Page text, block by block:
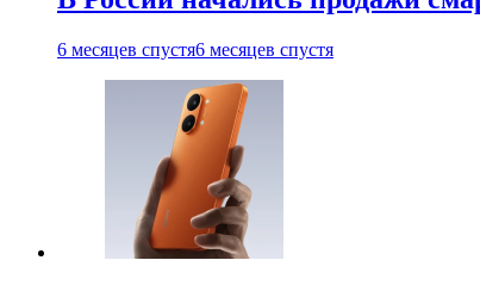
6 месяцев спустя6 месяцев спустя